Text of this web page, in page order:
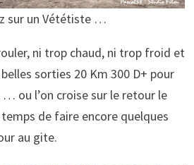
sur un Vététiste …
ni trop chaud, ni trop froid et
sorties 20 Km 300 D+ pour
… ou l’on croise sur le retour le
de faire encore quelques
au gite.